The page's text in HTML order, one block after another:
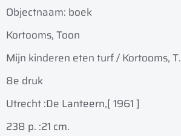
Objectnaam: boek
Kortooms, Toon
Mijn kinderen eten turf / Kortooms, T.
8e druk
Utrecht :De Lanteern,[ 1961 ]
238 p. :21 cm.